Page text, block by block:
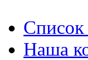
Наша